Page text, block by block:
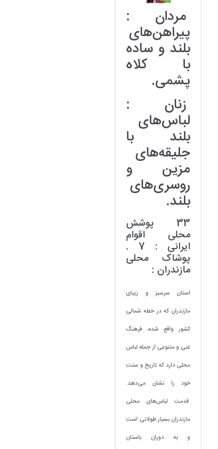
مردان :
پیراهن‌های
بلند و ساده
با کلاه
پشمی.
زنان :
لباس‌های
بلند با
جلیقه‌های
مزین و
روسری‌های
بلند.
33 پوشش
محلی اقوام
ایرانی : 7 .
پوشاک محلی
مازندران :
استان سرسبز و زیبای
مازندران که در خطه شمالی
کشور واقع شده، فرهنگ
غنی و متنوعی از جمله لباس
محلی دارد که تاریخ و سنت
خود را نشان می‌دهد.
قدمت لباس‌های محلی
مازندران بسیار طولانی است
و به دوران باستان